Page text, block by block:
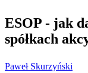
ESOP - jak
spółkach
Paweł Skurzyński